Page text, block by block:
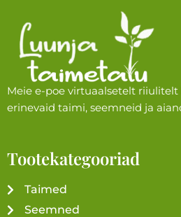
Meie e-poe virtuaalsetelt riiulitelt
erinevaid taimi, seemneid ja
Tootekategooriad
Taimed
Seemned